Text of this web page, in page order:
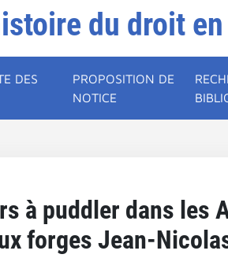
du droit
DES
PROPOSITION DE
NOTICE
à puddler dans les
forges Jean-